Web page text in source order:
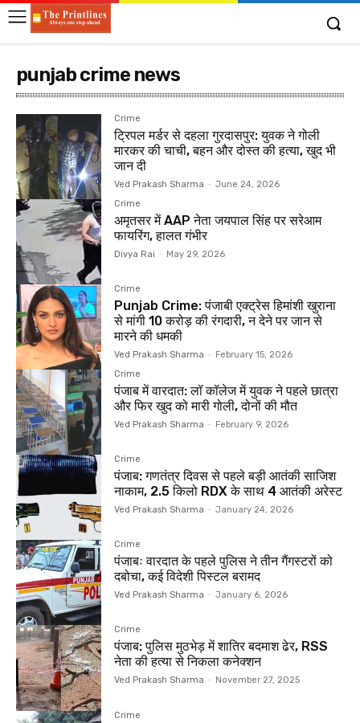
punjab crime news
Crime
ट्रिपल मर्डर से दहला गुरदासपुर: युवक ने गोली
मारकर की चाची, बहन और दोस्त की हत्या, खुद भी
जान दी
Ved Prakash Sharma - June 24, 2026
Crime
अमृतसर में AAP नेता जयपाल सिंह पर सरेआम
फायरिंग, हालत गंभीर
Divya Rai - May 29, 2026
Crime
Punjab Crime: पंजाबी एक्ट्रेस हिमांशी खुराना
से मांगी 10 करोड़ की रंगदारी, न देने पर जान से
मारने की धमकी
Ved Prakash Sharma -
February 15, 2026
Crime
पंजाब में वारदात: लॉ कॉलेज में युवक ने पहले छात्रा
और फिर खुद को मारी गोली, दोनों की मौत
Ved Prakash Sharma - February 9, 2026
Crime
पंजाब: गणतंत्र दिवस से पहले बड़ी आतंकी साजिश
नाकाम, 2.5 किलो RDX के साथ 4 आतंकी अरेस्ट
Ved Prakash Sharma - January 24, 2026
Crime
पंजाबः वारदात के पहले पुलिस ने तीन गैंगस्टरों को
दबोचा, कई विदेशी पिस्टल बरामद
Ved Prakash Sharma - January 6, 2026
Crime
पंजाब: पुलिस मुठभेड़ में शातिर बदमाश ढेर, RSS
नेता की हत्या से निकला कनेक्शन
Ved Prakash Sharma - November 27, 2025
Crime